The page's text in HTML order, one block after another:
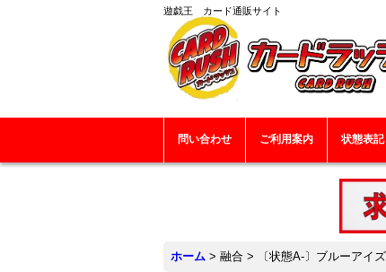
遊戯王 カード通販サイト
問い合わせ ご利用案内 状態表記
ホーム > 融合 > 〔状態A-〕ブルーアイ